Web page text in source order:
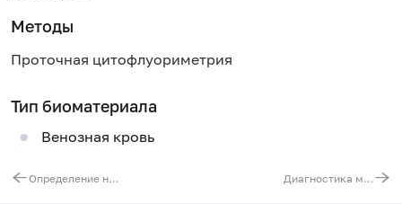
Методы
Проточная цитофлуориметрия
Тип биоматериала
Венозная кровь
Определение нестабильности хромосомного аппарата как фактора риска развития онкологических заболеваний Диагностика микроделеционных синдромов Прадера – Вилли, Ангельмана, Ди Джорджи методом FISH (1 конкретный синдром)